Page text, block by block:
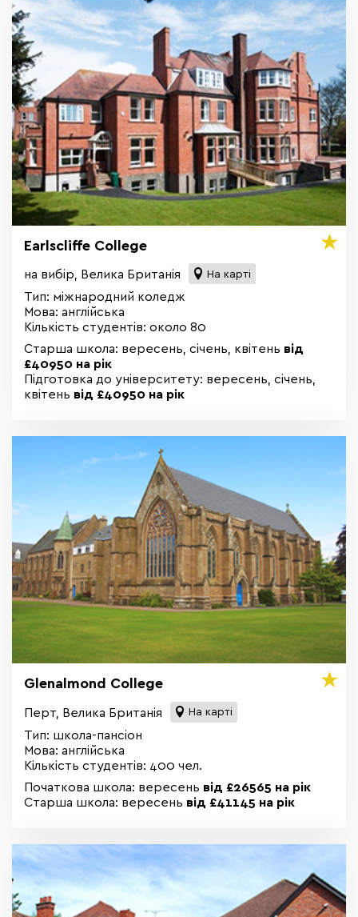
Earlscliffe College
на вибір, Велика Британія На карті
Тип: міжнародний коледж
Мова: англійська
Кількість студентів: около 80
Старша школа: вересень, січень, квітень від
£40950 на рік
Підготовка до університету: вересень, січень,
квітень від £40950 на рік
Glenalmond College
Перт, Велика Британія На карті
Тип: школа-пансіон
Мова: англійська
Кількість студентів: 400 чел.
Початкова школа: вересень від £26565 на рік
Старша школа: вересень від £41145 на рік